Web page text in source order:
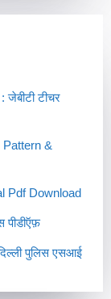
टीचर
&
Pdf Download
पुलिस एसआई